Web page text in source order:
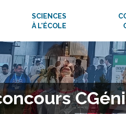
SCIENCES
À L'ÉCOLE